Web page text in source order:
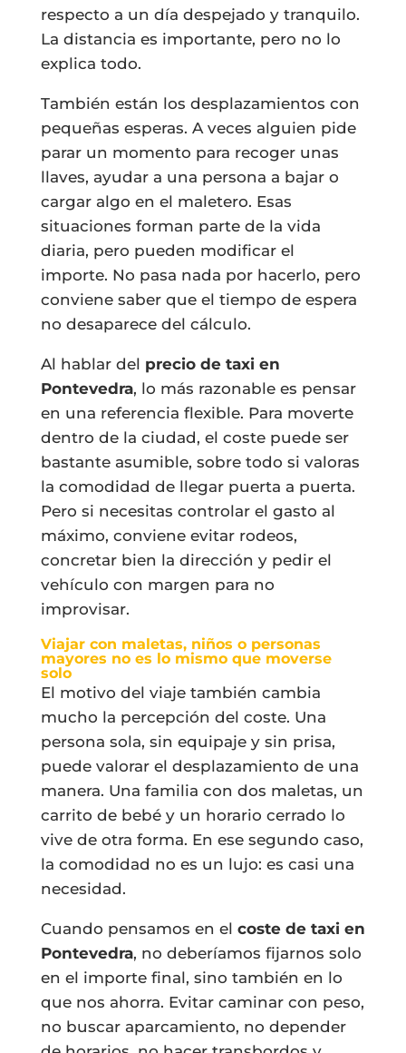
respecto a un día despejado y tranquilo.
La distancia es importante, pero no lo
explica todo.
También están los desplazamientos con
pequeñas esperas. A veces alguien pide
parar un momento para recoger unas
llaves, ayudar a una persona a bajar o
cargar algo en el maletero. Esas
situaciones forman parte de la vida
diaria, pero pueden modificar el
importe. No pasa nada por hacerlo, pero
conviene saber que el tiempo de espera
no desaparece del cálculo.
Al hablar del precio de taxi en
Pontevedra, lo más razonable es pensar
en una referencia flexible. Para moverte
dentro de la ciudad, el coste puede ser
bastante asumible, sobre todo si valoras
la comodidad de llegar puerta a puerta.
Pero si necesitas controlar el gasto al
máximo, conviene evitar rodeos,
concretar bien la dirección y pedir el
vehículo con margen para no
improvisar.
Viajar con maletas, niños o personas
mayores no es lo mismo que moverse
solo
El motivo del viaje también cambia
mucho la percepción del coste. Una
persona sola, sin equipaje y sin prisa,
puede valorar el desplazamiento de una
manera. Una familia con dos maletas, un
carrito de bebé y un horario cerrado lo
vive de otra forma. En ese segundo caso,
la comodidad no es un lujo: es casi una
necesidad.
Cuando pensamos en el coste de taxi en
Pontevedra, no deberíamos fijarnos solo
en el importe final, sino también en lo
que nos ahorra. Evitar caminar con peso,
no buscar aparcamiento, no depender